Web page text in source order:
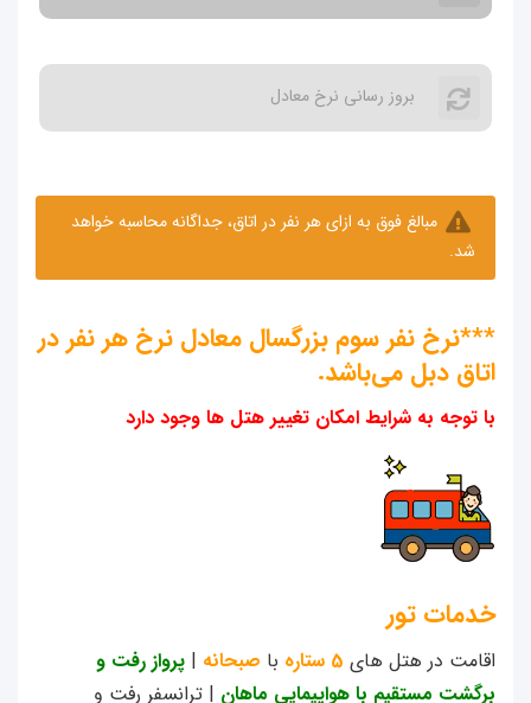
بروز رسانی نرخ معادل
مبالغ فوق به ازای هر نفر در اتاق، جداگانه محاسبه خواهد
نفر سوم بزرگسال معادل نرخ هر نفر در
دبل می‌باشد.
به شرایط امکان تغییر هتل ها وجود دارد
تور
در هتل های5 ستاره باصبحانه |پرواز رفت و
مستقیم با هواپیمایی ماهان| ترانسفر رفت و